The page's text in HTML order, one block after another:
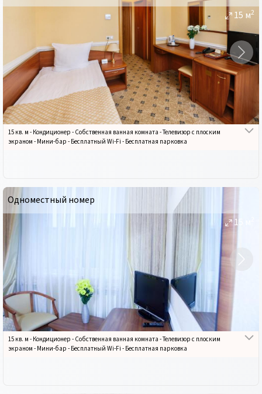
15 м2
15 кв. м - Кондиционер - Собственная ванная комната -Телевизор с плоским
экраном - Мини-бар - Бесплатный Wi-Fi - Бесплатная парковка
Одноместный номер
15
15 кв. м - Кондиционер - Собственная ванная комната -Телевизор с плоским
экраном - Мини-бар - Бесплатный Wi-Fi - Бесплатная парковка